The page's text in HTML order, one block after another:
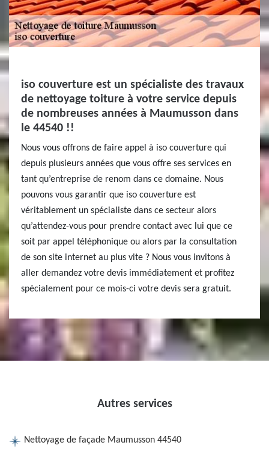
iso couverture est un spécialiste des travaux
de nettoyage toiture à votre service depuis
de nombreuses années à Maumusson dans
le 44540 !!
Nous vous offrons de faire appel à iso couverture qui
depuis plusieurs années que vous offre ses services en
tant qu’entreprise de renom dans ce domaine. Nous
pouvons vous garantir que iso couverture est
véritablement un spécialiste dans ce secteur alors
qu’attendez-vous pour prendre contact avec lui que ce
soit par appel téléphonique ou alors par la consultation
de son site internet au plus vite ? Nous vous invitons à
aller demandez votre devis immédiatement et profitez
spécialement pour ce mois-ci votre devis sera gratuit.
Autres services
Nettoyage de façade Maumusson 44540